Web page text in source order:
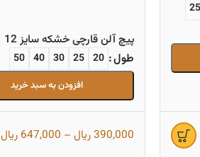
25
پیچ آلن قارچی خشکه سایز 12
طول 20
25
30
40
50
افزودن به سبد خرید
390,000ریال –
647,000 ریال